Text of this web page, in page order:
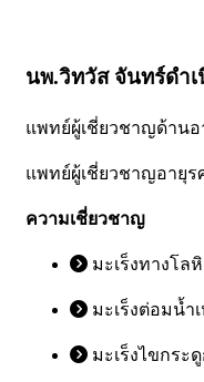
นพ.วิทวัส จันทร์ดำ
แพทย์ผู้เชี่ยวชาญด้านอ
แพทย์ผู้เชี่ยวชาญอายุร
ความเชี่ยวชาญ
มะเร็งทางโล
มะเร็งต่อมน้ำ
มะเร็งไขกระดู